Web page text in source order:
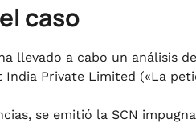
caso
llevado a cabo un análisis
Private Limited («La
se emitió la SCN